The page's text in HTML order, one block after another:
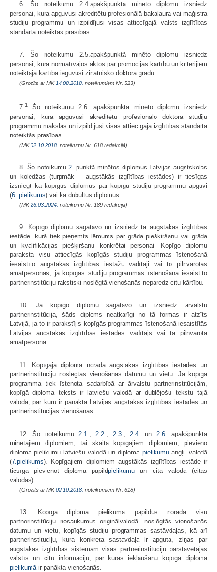
6. Šo noteikumu 2.4.apakšpunktā minēto diplomu izsniedz
personai, kura apguvusi akreditētu profesionālā bakalaura vai maģistra
studiju programmu un izpildījusi visas attiecīgajā valsts izglītības
standartā noteiktās prasības.
7. Šo noteikumu 2.5.apakšpunktā minēto diplomu izsniedz
personai, kura normatīvajos aktos par promocijas kārtību un kritērijiem
noteiktajā kārtībā ieguvusi zinātnisko doktora grādu.
(Grozīts ar MK 14.08.2018. noteikumiem Nr. 523)
7.1
Šo noteikumu 2.6. apakšpunktā minēto diplomu izsniedz
personai, kura apguvusi akreditētu profesionālo doktora studiju
programmu mākslās un izpildījusi visas attiecīgajā izglītības standartā
noteiktās prasības.
(MK02.10.2018. noteikumu Nr. 618 redakcijā)
8. Šo noteikumu 2. punktā minētos diplomus Latvijas augstskolas
un koledžas (turpmāk – augstākās izglītības iestādes) ir tiesīgas
izsniegt kā kopīgus diplomus par kopīgu studiju programmu apguvi
(6. pielikums) vai kā dubultus diplomus.
(MK26.03.2024. noteikumu Nr. 189 redakcijā)
9. Kopīgo diplomu sagatavo un izsniedz tā augstākās izglītības
iestāde, kurā tiek pieņemts lēmums par grāda piešķiršanu vai grāda
un kvalifikācijas piešķiršanu konkrētai personai. Kopīgo diplomu
paraksta visu attiecīgās kopīgās studiju programmas īstenošanā
iesaistīto augstākās izglītības iestāžu vadītāji vai to pilnvarotas
amatpersonas, ja kopīgās studiju programmas īstenošanā iesaistīto
partnerinstitūciju rakstiski noslēgtā vienošanās neparedz citu kārtību.
10. Ja kopīgo diplomu sagatavo un izsniedz ārvalstu
partnerinstitūcija, šāds diploms neatkarīgi no tā formas ir atzīts
Latvijā, ja to ir parakstījis kopīgās programmas īstenošanā iesaistītās
Latvijas augstākās izglītības iestādes vadītājs vai tā pilnvarota
amatpersona.
11. Kopīgajā diplomā norāda augstākās izglītības iestādes un
partnerinstitūciju noslēgtās vienošanās datumu un vietu. Ja kopīgā
programma tiek īstenota sadarbībā ar ārvalstu partnerinstitūcijām,
kopīgā diploma teksts ir latviešu valodā ar dublējošu tekstu tajā
valodā, par kuru ir panākta Latvijas augstākās izglītības iestādes un
partnerinstitūcijas vienošanās.
12. Šo noteikumu 2.1 2.2 2.3., 2.4 . un 2.6. apakšpunktā
minētajiem diplomiem, tai skaitā kopīgajiem diplomiem, pievieno
diploma pielikumu latviešu valodā un diploma pielikumuangļu valodā
(7.pielikums). Kopīgajiem diplomiem augstākās izglītības iestāde ir
tiesīga pievienot diploma papildpielikumu arī citā valodā (citās
valodās).
(Grozīts ar MK02.10.2018. noteikumiem Nr. 618)
13. Kopīgā diploma pielikumā papildus norāda visu
partnerinstitūciju nosaukumus oriģinālvalodā, noslēgtās vienošanās
datumu un vietu, kopīgās studiju programmas sastāvdaļas, kā arī
partnerinstitūciju, kurā konkrētā sastāvdaļa ir apgūta, ziņas par
augstākās izglītības sistēmām visās partnerinstitūciju pārstāvētajās
valstīs un citu informāciju, par kuras iekļaušanu kopīgā diploma
pielikumā ir panākta vienošanās.